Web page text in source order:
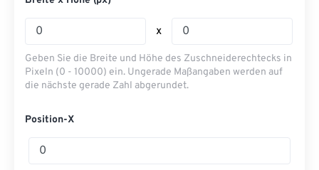
x
Geben Sie die Breite und Höhe des Zuschneiderechtecks ​​in
Pixeln (0 - 10000) ein. Ungerade Maßangaben werden auf
die nächste gerade Zahl abgerundet.
Position-X